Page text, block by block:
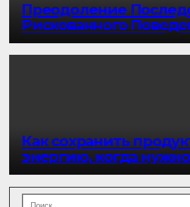
Преодоление
Рискованного
Мужчин
Как сохранить
энергию, когда нужно
но сил не хватает